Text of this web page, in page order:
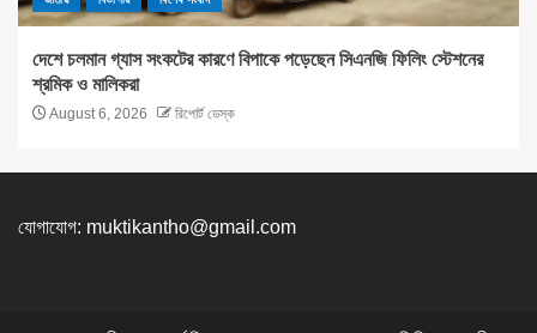
দেশে চলমান গ্যাস সংকটের কারণে বিপাকে পড়েছেন সিএনজি ফিলিং স্টেশনের
শ্রমিক ও মালিকরা
August 6, 2026 রিপোর্ট ডেস্ক
যোগাযোগ: muktikantho@gmail.com